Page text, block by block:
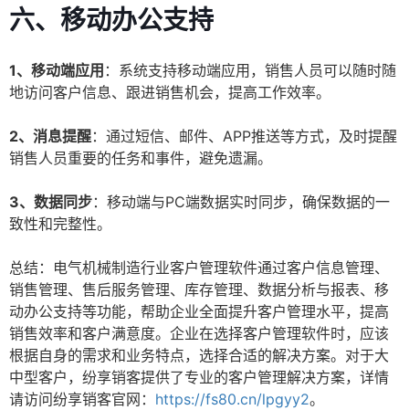
六、移动办公支持
1、移动端应用 ：系统支持移动端应用，销售人员可以随时随
地访问客户信息、跟进销售机会，提高工作效率。
2、消息提醒：通过短信、邮件、APP推送等方式，及时提醒
销售人员重要的任务和事件，避免遗漏。
3、数据同步：移动端与PC端数据实时同步，确保数据的一
致性和完整性。
总结：电气机械制造行业客户管理软件通过客户信息管理、
销售管理、售后服务管理、库存管理、数据分析与报表、移
动办公支持等功能，帮助企业全面提升客户管理水平，提高
销售效率和客户满意度。企业在选择客户管理软件时，应该
根据自身的需求和业务特点，选择合适的解决方案。对于大
中型客户，纷享销客提供了专业的客户管理解决方案，详情
请访问纷享销客官网： https://fs80.cn/lpgyy2。